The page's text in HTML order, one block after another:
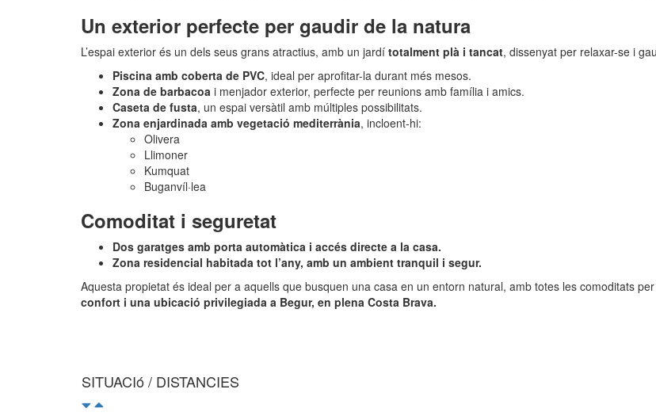
Un exterior perfecte per gaudir de la natura
L’espai exterior és un dels seus grans atractius, amb un jardí totalment plà i tancat, dissenyat per relaxar-se i
Piscina amb coberta de PVC, ideal per aprofitar-la durant més mesos.
Zona de barbacoa i menjador exterior, perfecte per reunions amb família i amics.
Caseta de fusta, un espai versàtil amb múltiples possibilitats.
Zona enjardinada amb vegetació mediterrània, incloent-hi:
Olivera
Llimoner
Kumquat
Buganvíl·lea
Comoditat i seguretat
Dos garatges amb porta automàtica i accés directe a la casa.
Zona residencial habitada tot l’any, amb un ambient tranquil i segur.
Aquesta propietat és ideal per a aquells que busquen una casa en un entorn natural, amb totes les comoditats per
confort i una ubicació privilegiada a Begur, en plena Costa Brava.
SITUACIó / DISTANCIES